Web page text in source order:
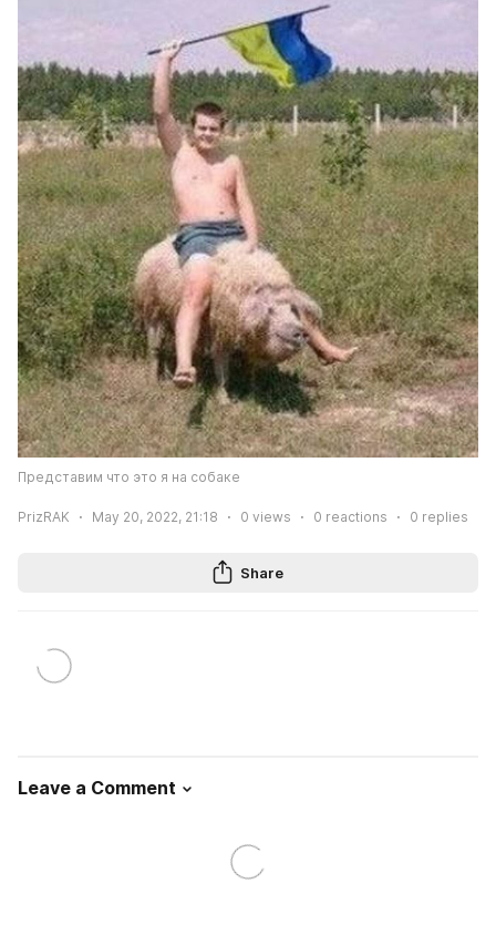
Представим что это я на собаке
PrizRAK May 20, 2022, 21:18 0 views 0 reactions 0 replies
Share
Leave a Comment